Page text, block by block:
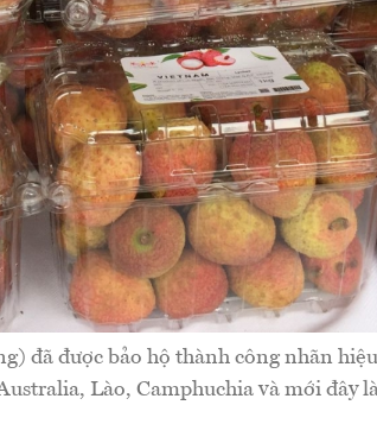
đã được bảo hộ thành công nhãn
Lào, Camphuchia và mới đây